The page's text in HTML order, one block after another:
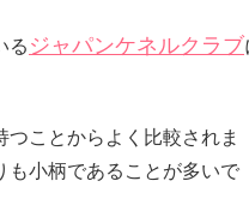
るジャパンケネルクラブ
ことからよく比較されま
小柄であることが多いで